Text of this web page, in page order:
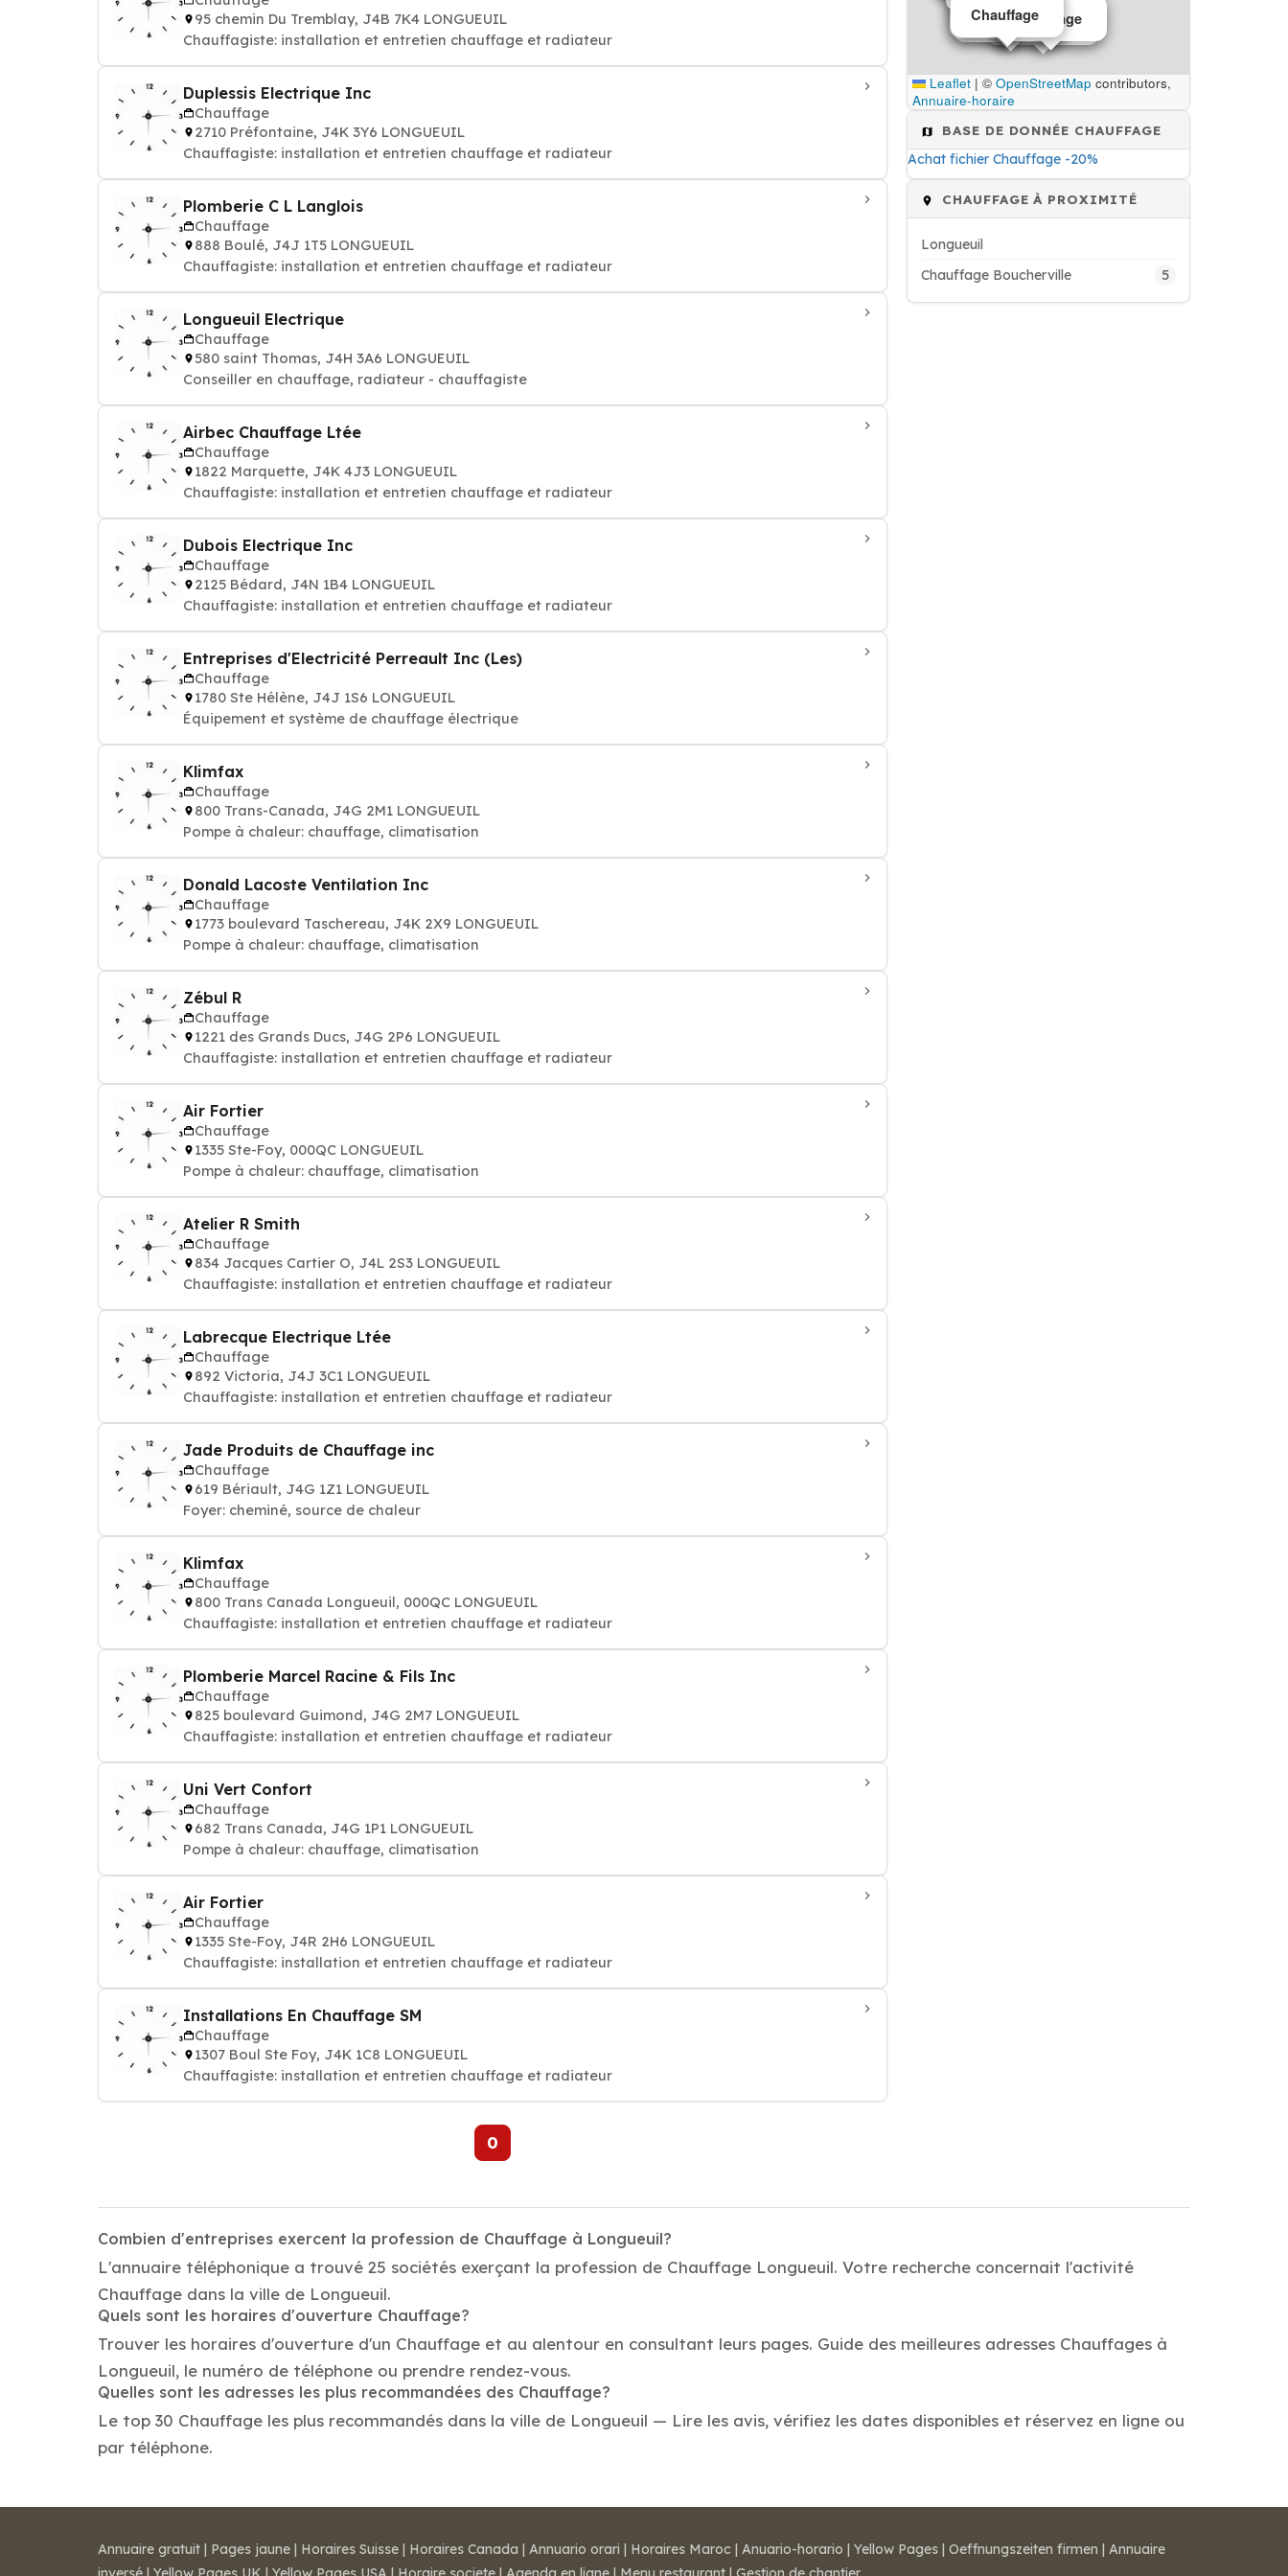
95 chemin Du Tremblay, J4B 7K4 LONGUEUIL
Chauffagiste: installation et entretien chauffage et radiateur
Duplessis Electrique Inc
Chauffage
2710 Préfontaine, J4K 3Y6 LONGUEUIL
Chauffagiste: installation et entretien chauffage et radiateur
Plomberie C L Langlois
Chauffage
888 Boulé, J4J 1T5 LONGUEUIL
Chauffagiste: installation et entretien chauffage et radiateur
Longueuil Electrique
Chauffage
580 saint Thomas, J4H 3A6 LONGUEUIL
Conseiller en chauffage, radiateur - chauffagiste
Airbec Chauffage Ltée
Chauffage
1822 Marquette, J4K 4J3 LONGUEUIL
Chauffagiste: installation et entretien chauffage et radiateur
Dubois Electrique Inc
Chauffage
2125 Bédard, J4N 1B4 LONGUEUIL
Chauffagiste: installation et entretien chauffage et radiateur
Entreprises d'Electricité Perreault Inc (Les)
Chauffage
1780 Ste Hélène, J4J 1S6 LONGUEUIL
Équipement et système de chauffage électrique
Klimfax
Chauffage
800 Trans-Canada, J4G 2M1 LONGUEUIL
Pompe à chaleur: chauffage, climatisation
Donald Lacoste Ventilation Inc
Chauffage
1773 boulevard Taschereau, J4K 2X9 LONGUEUIL
Pompe à chaleur: chauffage, climatisation
Zébul R
Chauffage
1221 des Grands Ducs, J4G 2P6 LONGUEUIL
Chauffagiste: installation et entretien chauffage et radiateur
Air Fortier
Chauffage
1335 Ste-Foy, 000QC LONGUEUIL
Pompe à chaleur: chauffage, climatisation
Atelier R Smith
Chauffage
834 Jacques Cartier O, J4L 2S3 LONGUEUIL
Chauffagiste: installation et entretien chauffage et radiateur
Labrecque Electrique Ltée
Chauffage
892 Victoria, J4J 3C1 LONGUEUIL
Chauffagiste: installation et entretien chauffage et radiateur
Jade Produits de Chauffage inc
Chauffage
619 Bériault, J4G 1Z1 LONGUEUIL
Foyer: cheminé, source de chaleur
Klimfax
Chauffage
800 Trans Canada Longueuil, 000QC LONGUEUIL
Chauffagiste: installation et entretien chauffage et radiateur
Plomberie Marcel Racine & Fils Inc
Chauffage
825 boulevard Guimond, J4G 2M7 LONGUEUIL
Chauffagiste: installation et entretien chauffage et radiateur
Uni Vert Confort
Chauffage
682 Trans Canada, J4G 1P1 LONGUEUIL
Pompe à chaleur: chauffage, climatisation
Air Fortier
Chauffage
1335 Ste-Foy, J4R 2H6 LONGUEUIL
Chauffagiste: installation et entretien chauffage et radiateur
Installations En Chauffage SM
Chauffage
1307 Boul Ste Foy, J4K 1C8 LONGUEUIL
Chauffagiste: installation et entretien chauffage et radiateur
0
Chauffage
Chauffage
Chauffage
ChauffageChauffage
Chauffage
Leaflet | © OpenStreetMap contributors,
Annuaire-horaire
BASE DE DONNÉE CHAUFFAGE
Achat fichier Chauffage -20%
CHAUFFAGE À PROXIMITÉ
Longueuil
Chauffage Boucherville
5
Combien d'entreprises exercent la profession de Chauffage à Longueuil?
L'annuaire téléphonique a trouvé 25 sociétés exerçant la profession de Chauffage Longueuil. Votre recherche concernait l'activité
Chauffage dans la ville de Longueuil.
Quels sont les horaires d'ouverture Chauffage?
Trouver les horaires d'ouverture d'un Chauffage et au alentour en consultant leurs pages. Guide des meilleures adresses Chauffages à
Longueuil, le numéro de téléphone ou prendre rendez-vous.
Quelles sont les adresses les plus recommandées des Chauffage?
Le top 30 Chauffage les plus recommandés dans la ville de Longueuil — Lire les avis, vérifiez les dates disponibles et réservez en ligne ou
par téléphone.
Annuaire gratuit | Pages jaune | Horaires Suisse | Horaires Canada | Annuario orari | Horaires Maroc | Anuario-horario | Yellow Pages | Oeffnungszeiten firmen | Annuaire